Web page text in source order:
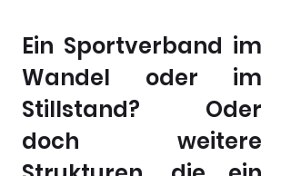
Ein Sportverband im
Wandel oder im
Stillstand? Oder
doch weitere